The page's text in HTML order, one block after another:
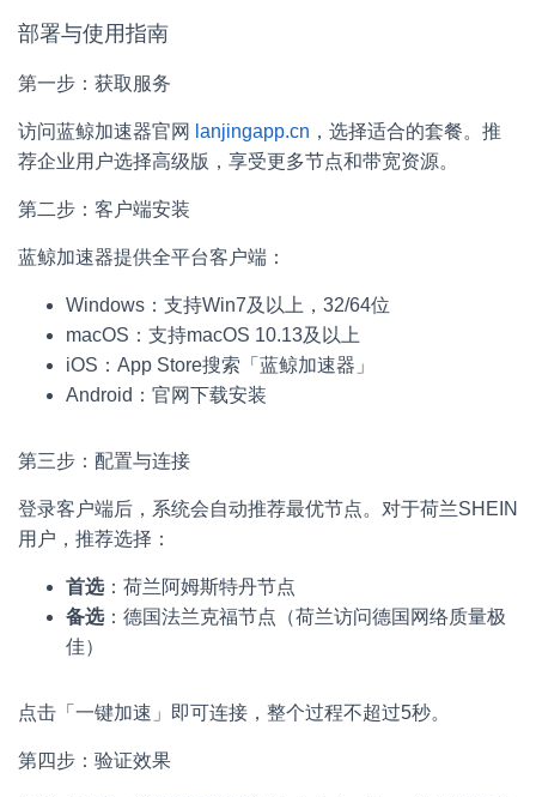
部署与使用指南
第一步：获取服务
访问蓝鲸加速器官网 lanjingapp.cn ，选择适合的套餐。推
荐企业用户选择高级版，享受更多节点和带宽资源。
第二步：客户端安装
蓝鲸加速器提供全平台客户端：
Windows：支持Win7及以上，32/64位
macOS：支持macOS 10.13及以上
iOS：App Store搜索「蓝鲸加速器」
Android：官网下载安装
第三步：配置与连接
登录客户端后，系统会自动推荐最优节点。对于荷兰SHEIN
用户，推荐选择：
首选：荷兰阿姆斯特丹节点
备选：德国法兰克福节点（荷兰访问德国网络质量极
佳）
点击「一键加速」即可连接，整个过程不超过5秒。
第四步：验证效果